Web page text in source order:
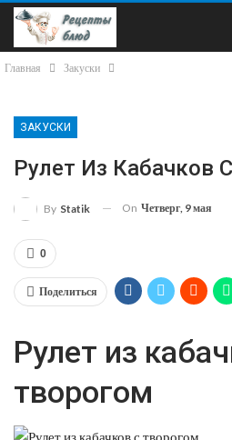
Главная Закуски
ЗАКУСКИ
Рулет Из Кабачков
By Statik On Четверг, 9 мая
0
Поделиться
Рулет из
творогом